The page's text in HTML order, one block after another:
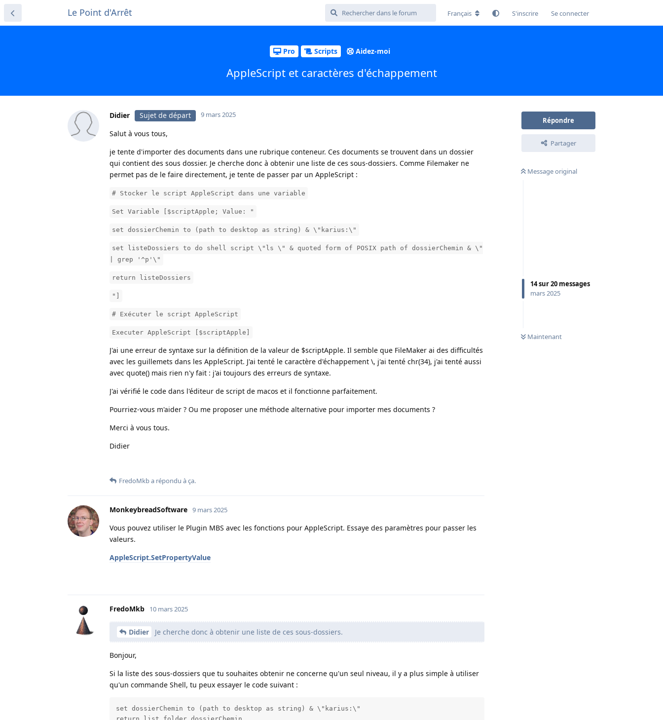
Le Point d'Arrêt Français S'inscrire Se connecter
Pro Scripts Aidez-moi
AppleScript et caractères d'échappement
Répondre
Partager
Message original
14sur20 messages
mars 2025
Maintenant
Didier Sujet de départ 9 mars 2025
Salut à vous tous,
je tente d'importer des documents dans une rubrique conteneur. Ces documents se trouvent dans un dossier
qui contient des sous dossier. Je cherche donc à obtenir une liste de ces sous-dossiers. Comme Filemaker ne
permet pas de le faire directement, je tente de passer par un AppleScript :
# Stocker le script AppleScript dans une variable
Set Variable [$scriptApple; Value: "
set dossierChemin to (path to desktop as string) & \"karius:\"
set listeDossiers to do shell script \"ls \" & quoted form of POSIX path of dossierChemin & \"
| grep '^p'\"
return listeDossiers
"]
# Exécuter le script AppleScript
Executer AppleScript [$scriptApple]
J'ai une erreur de syntaxe sur la définition de la valeur de $scriptApple. Il semble que FileMaker ai des difficultés
avec les guillemets dans les AppleScript. J'ai tenté le caractère d'échappement \, j'ai tenté chr(34), j'ai tenté aussi
avec quote() mais rien n'y fait : j'ai toujours des erreurs de syntaxe.
J'ai vérifié le code dans l'éditeur de script de macos et il fonctionne parfaitement.
Pourriez-vous m'aider ? Ou me proposer une méthode alternative pour importer mes documents ?
Merci à vous tous.
Didier
FredoMkba répondu à ça.
MonkeybreadSoftware 9 mars 2025
Vous pouvez utiliser le Plugin MBS avec les fonctions pour AppleScript. Essaye des paramètres pour passer les
valeurs.
AppleScript.SetPropertyValue
FredoMkb 10 mars 2025
Didier Je cherche donc à obtenir une liste de ces sous-dossiers.
Bonjour,
Si la liste des sous-dossiers que tu souhaites obtenir ne concerne qu'un seul niveau, il y a plus simple à utiliser
qu'un commande Shell, tu peux essayer le code suivant :
set dossierChemin to (path to desktop as string) & \"karius:\"